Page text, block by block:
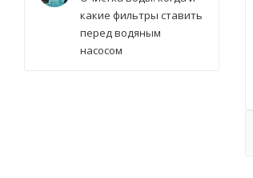
какие фильтры ставить
перед водяным
насосом